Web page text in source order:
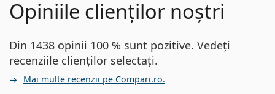
Opiniile clienților noștri
Din 1438 opinii 100 % sunt pozitive. Vedeți
recenziile clienților selectați.
Mai multe recenzii pe Compari.ro.